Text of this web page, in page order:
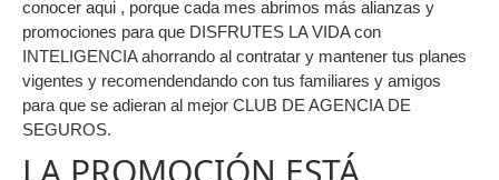
conocer aqui , porque cada mes abrimos más alianzas y
promociones para que DISFRUTES LA VIDA con
INTELIGENCIA ahorrando al contratar y mantener tus planes
vigentes y recomendendando con tus familiares y amigos
para que se adieran al mejor CLUB DE AGENCIA DE
SEGUROS.